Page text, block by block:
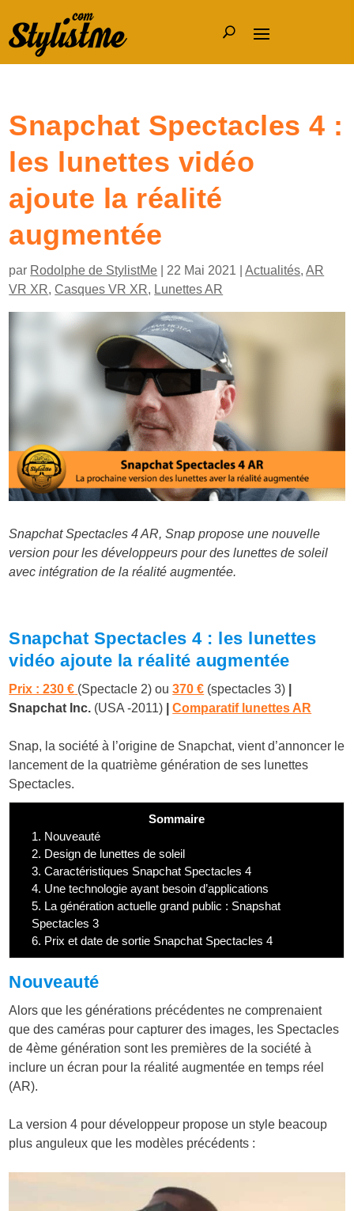
Snapchat Spectacles 4 :
les lunettes vidéo
ajoute la réalité
augmentée
par Rodolphe de StylistMe 22 Mai 2021 |Actualités,AR
VR XR,Casques VR XR, Lunettes AR
Snapchat Spectacles 4 AR, Snap propose une nouvelle
version pour les développeurs pour des lunettes de soleil
avec intégration de la réalité augmentée.
Snapchat Spectacles 4 : les lunettes
vidéo ajoute la réalité augmentée
Prix : 230 € (Spectacle 2) ou370 € (spectacles 3)
Snapchat Inc. (USA -2011) |Comparatif lunettes AR
Snap, la société à l’origine de Snapchat, vient d’annoncer le
lancement de la quatrième génération de ses lunettes
Spectacles.
Sommaire
1. Nouveauté
2. Design de lunettes de soleil
3. Caractéristiques Snapchat Spectacles 4
4. Une technologie ayant besoin d’applications
5. La génération actuelle grand public : Snapshat
Spectacles 3
6. Prix et date de sortie Snapchat Spectacles 4
Nouveauté
Alors que les générations précédentes ne comprenaient
que des caméras pour capturer des images, les Spectacles
de 4ème génération sont les premières de la société à
inclure un écran pour la réalité augmentée en temps réel
(AR).
La version 4 pour développeur propose un style beacoup
plus anguleux que les modèles précédents :